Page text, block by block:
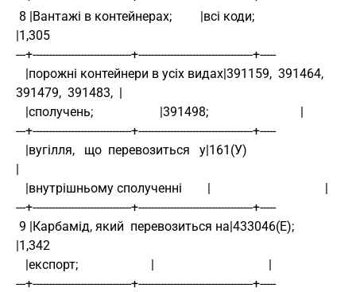
|1,305
---+-------------------------------+------------------------------------+-----
391479,  391483,  |
   |сполучень;                     |391498;                             |
---+-------------------------------+------------------------------------+-----
|
   |внутрішньому сполученні        |                                    |
---+-------------------------------+------------------------------------+-----
|1,342
   |експорт;                       |                                    |
---+-------------------------------+------------------------------------+-----